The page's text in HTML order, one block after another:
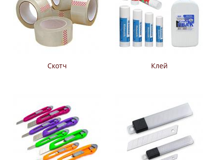
Скотч Клей